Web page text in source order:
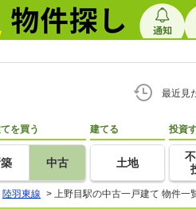
最近見
を買う
中古
建てる
土地
投資
陸羽東線 > 上野目駅の中古一戸建て 物件一